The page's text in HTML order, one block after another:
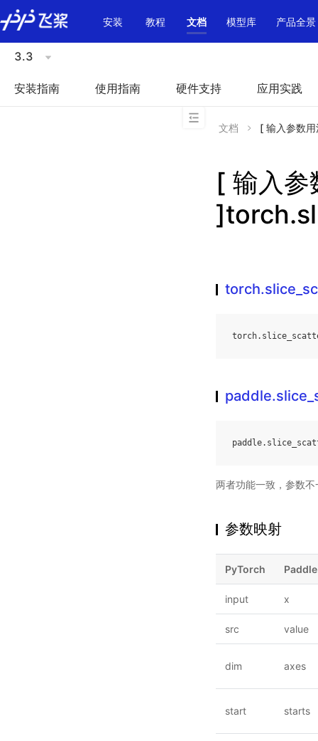
\u200E
安装
教程 文档 模型库 产品全景
3.3
安装指南 使用指南 硬件支持 应用实践
文档 [ 输入参数
[ 输入参
torch.
paddle.
两者功能一致，参数
参数映射
PyTorch
input x
src value
dim axes
start starts